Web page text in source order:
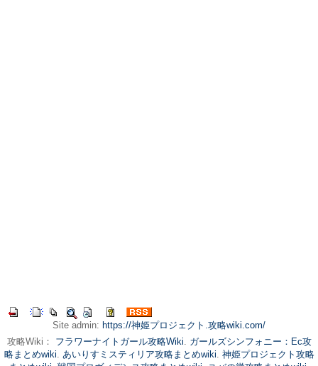
Site admin: https://神姫プロジェクト.攻略wiki.com/
攻略Wiki： フラワーナイトガール攻略Wiki. ガールズシンフォニー：Ec攻
略まとめwiki. あいりすミスティリア攻略まとめwiki. 神姫プロジェクト攻略